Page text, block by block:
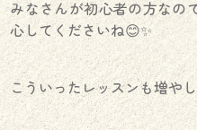
みなさんが初心者の方なの
心してくださいね😊✨️
こういったレッスンも増や